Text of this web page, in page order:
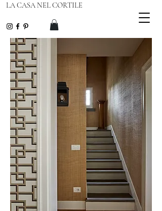
LA CASA NEL CORTILE